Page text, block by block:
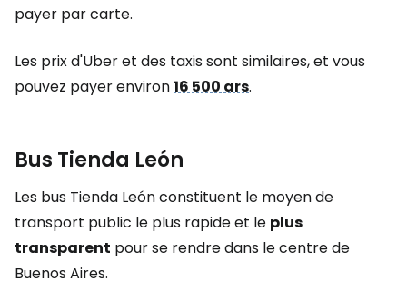
payer par carte.
Les prix d'Uber et des taxis sont similaires, et vous
pouvez payer environ16 500 ars.
Bus Tienda León
Les bus Tienda León constituent le moyen de
transport public le plus rapide et le plus
transparent pour se rendre dans le centre de
Buenos Aires.